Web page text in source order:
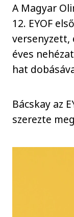
A Magyar
12. EYOF
versenyzett,
éves
hat
Bácskay az
szerezte